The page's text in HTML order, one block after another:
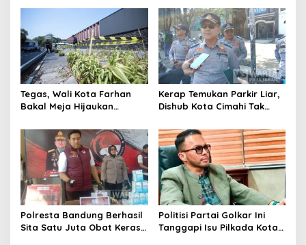
Cimahi Lakukan
Motor Berknalpot Brong
Tegas, Wali Kota Farhan
Bakal Meja Hijaukan
Riau
Kerap Temukan Parkir Liar,
Dishub Kota Cimahi Tak
Pembinaan
Polresta Bandung Berhasil
Sita Satu Juta Obat Keras
Politisi Partai Golkar Ini
Tanggapi Isu Pilkada Kota